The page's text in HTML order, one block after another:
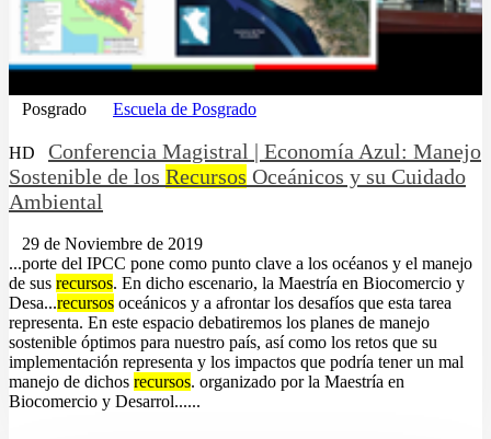
Posgrado Escuela de Posgrado
HD
Conferencia Magistral | Economía Azul: Manejo
Sostenible de los Recursos Oceánicos y su Cuidado
Ambiental
29 de Noviembre de 2019
...porte del IPCC pone como punto clave a los océanos y el manejo
de sus recursos. En dicho escenario, la Maestría en Biocomercio y
Desa...recursos oceánicos y a afrontar los desafíos que esta tarea
representa. En este espacio debatiremos los planes de manejo
sostenible óptimos para nuestro país, así como los retos que su
implementación representa y los impactos que podría tener un mal
manejo de dichos recursos. organizado por la Maestría en
Biocomercio y Desarrol......